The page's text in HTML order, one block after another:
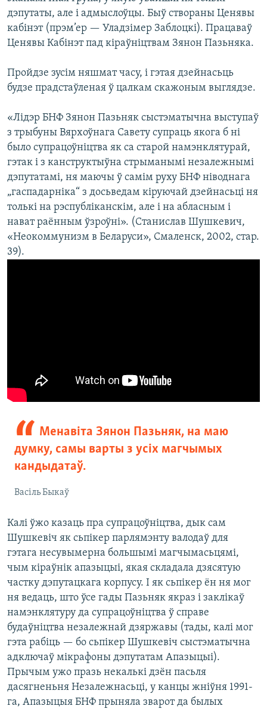
дэпутаты, але і адмыслоўцы. Быў створаны Ценявы
кабінэт (прэм’ер — Уладзімер Заблоцкі). Працаваў
Ценявы Кабінэт пад кіраўніцтвам Зянон Пазьняка.
Пройдзе зусім няшмат часу, і гэтая дзейнасьць
будзе прадстаўленая ў цалкам скажоным выглядзе.
«Лідэр БНФ Зянон Пазьняк сыстэматычна выступаў
з трыбуны Вярхоўнага Савету супраць якога б ні
было супрацоўніцтва як са старой намэнклятурай,
гэтак і з канструктыўна стрыманымі незалежнымі
дэпутатамі, ня маючы ў самім руху БНФ ніводнага
„гаспадарніка“ з досьведам кіруючай дзейнасьці ня
толькі на рэспубліканскім, але і на абласным і
нават раённым ўзроўні». (Станислав Шушкевич,
«Неокоммунизм в Беларуси», Смаленск, 2002, стар.
39).
Менавіта Зянон Пазьняк, на маю
думку, самы варты з усіх магчымых
кандыдатаў.
Васіль Быкаў
Калі ўжо казаць пра супрацоўніцтва, дык сам
Шушкевіч як сьпікер парлямэнту валодаў для
гэтага несувымерна большымі магчымасьцямі,
чым кіраўнік апазыцыі, якая складала дзясятую
частку дэпутацкага корпусу. І як сьпікер ён ня мог
ня ведаць, што ўсе гады Пазьняк якраз і заклікаў
намэнклятуру да супрацоўніцтва ў справе
будаўніцтва незалежнай дзяржавы (тады, калі мог
гэта рабіць — бо сьпікер Шушкевіч сыстэматычна
адключаў мікрафоны дэпутатам Апазыцыі).
Прычым ужо празь некалькі дзён пасьля
дасягненьня Незалежнасьці, у канцы жніўня 1991-
га, Апазыцыя БНФ прыняла зварот да былых